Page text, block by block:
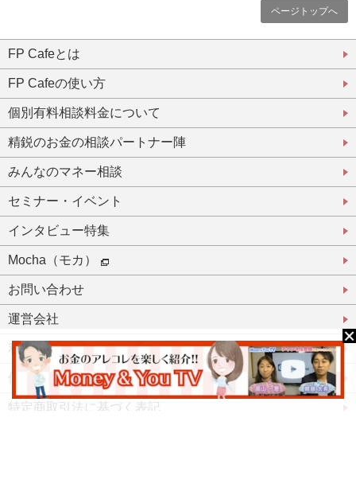
ページトップへ
FP Cafeとは
FP Cafeの使い方
個別有料相談料金について
精鋭のお金の相談パートナー陣
みんなのマネー相談
セミナー・イベント
インタビュー特集
Mocha（モカ）
お問い合わせ
運営会社
利用規約
個人情報保護方針
特定商取引法に基づく表記